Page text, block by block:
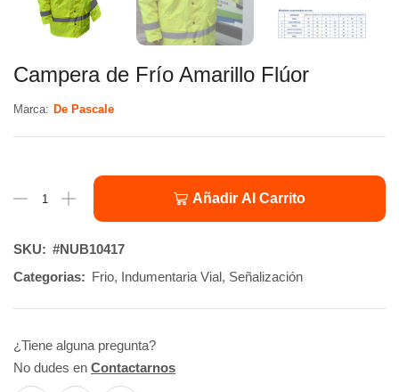
Campera de Frío Amarillo Flúor
Marca: De Pascale
Añadir Al Carrito
SKU: #NUB10417
Categorias: Frio, Indumentaria Vial, Señalización
¿Tiene alguna pregunta?
No dudes en Contactarnos